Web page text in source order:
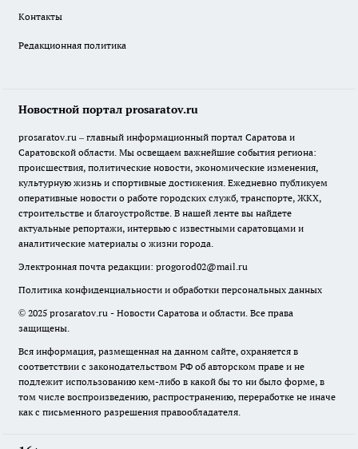
Контакты
Редакционная политика
Новостной портал prosaratov.ru
prosaratov.ru – главный информационный портал Саратова и
Саратовской области. Мы освещаем важнейшие события региона:
происшествия, политические новости, экономические изменения,
культурную жизнь и спортивные достижения. Ежедневно публикуем
оперативные новости о работе городских служб, транспорте, ЖКХ,
строительстве и благоустройстве. В нашей ленте вы найдете
актуальные репортажи, интервью с известными саратовцами и
аналитические материалы о жизни города.
Электронная почта редакции: progorod02@mail.ru
Политика конфиденциальности и обработки персональных данных
© 2025 prosaratov.ru - Новости Саратова и области. Все права
защищены.
Вся информация, размещенная на данном сайте, охраняется в
соответствии с законодательством РФ об авторском праве и не
подлежит использованию кем-либо в какой бы то ни было форме, в
том числе воспроизведению, распространению, переработке не иначе
как с письменного разрешения правообладателя.